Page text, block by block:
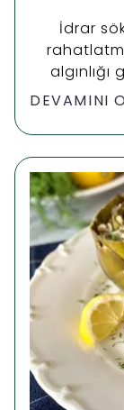
İdrar
DEVAMINI